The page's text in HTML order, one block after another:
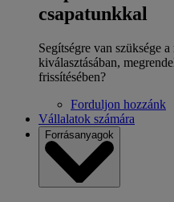
csapatunkkal
Segítségre van szüksége
kiválasztásában,
frissítésében?
Forduljon hozzánk
Vállalatok számára
Forrásanyagok